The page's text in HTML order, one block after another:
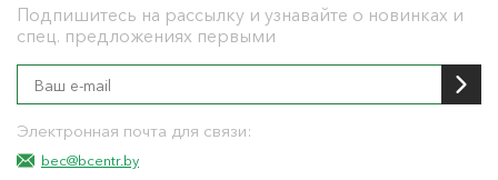
Подпишитесь на рассылку и узнавайте о новинках и
спец. предложениях первыми
Электронная почта для связи:
bec@bcentr.by